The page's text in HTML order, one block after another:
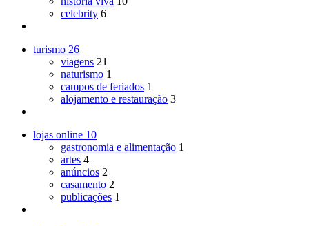
celebrity 6
turismo 26
viagens 21
naturismo 1
campos de feriados 1
alojamento e restauração 3
lojas online 10
gastronomia e alimentação 1
artes 4
anúncios 2
casamento 2
publicações 1